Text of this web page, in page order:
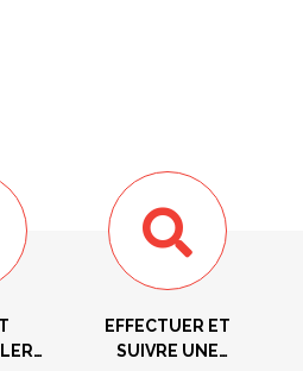
EFFECTUER ET
SUIVRE UNE